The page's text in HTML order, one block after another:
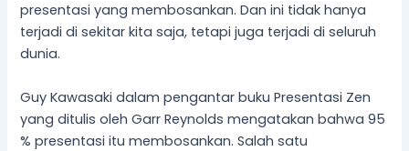
presentasi yang membosankan. Dan ini tidak hanya
terjadi di sekitar kita saja, tetapi juga terjadi di seluruh
dunia.
Guy Kawasaki dalam pengantar buku Presentasi Zen
yang ditulis oleh Garr Reynolds mengatakan bahwa 95
% presentasi itu membosankan. Salah satu